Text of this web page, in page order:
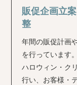
販促企画立
整
年間の販促計画
を行っています
ハロウィン・ク
行い、お客様・